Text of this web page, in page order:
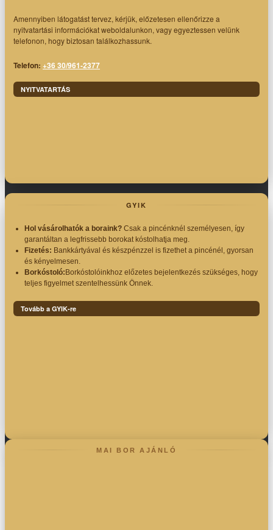
Amennyiben látogatást tervez, kérjük, előzetesen ellenőrizze a
nyitvatartási információkat weboldalunkon, vagy egyeztessen velünk
telefonon, hogy biztosan találkozhassunk.
Telefon: +36 30/961-2377
NYITVATARTÁS
GYIK
Hol vásárolhatók a boraink? Csak a pincénknél személyesen, így
garantáltan a legfrissebb borokat kóstolhatja meg.
Fizetés: Bankkártyával és készpénzzel is fizethet a pincénél, gyorsan
és kényelmesen.
Borkóstoló:Borkóstolóinkhoz előzetes bejelentkezés szükséges, hogy
teljes figyelmet szentelhessünk Önnek.
Tovább a GYIK-re
MAI BOR AJÁNLÓ